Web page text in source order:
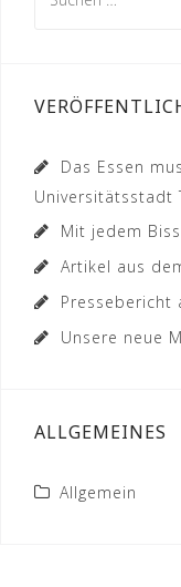
nach:
Das Essen
Universitätsstadt
Mit jedem
Artikel aus
Pressebericht
Unsere neue
ALLGEMEINES
Allgemein